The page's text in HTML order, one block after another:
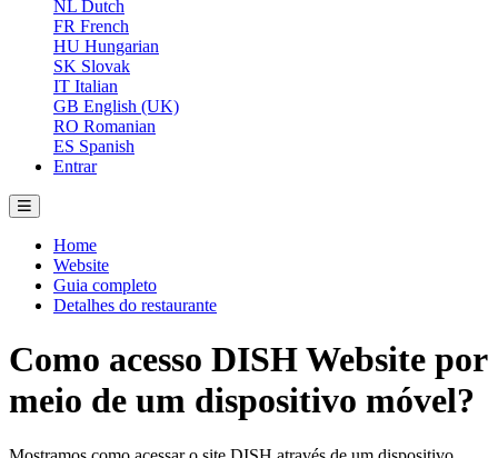
NL Dutch
FR French
HU Hungarian
SK Slovak
IT Italian
GB English (UK)
RO Romanian
ES Spanish
Entrar
Home
Website
Guia completo
Detalhes do restaurante
Como acesso DISH Website por
meio de um dispositivo móvel?